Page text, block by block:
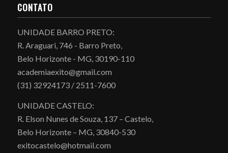
CONTATO
UNIDADE BARRO PRETO:
R. Araguari, 746 - Barro Preto,
Belo Horizonte - MG, 30190-110
academiaexito@gmail.com
(31) 32924173 / 2511-7600
UNIDADE CASTELO:
R. Elson Nunes de Souza, 137 – Castelo,
Belo Horizonte – MG, 30840-530
exitocastelo@hotmail.com